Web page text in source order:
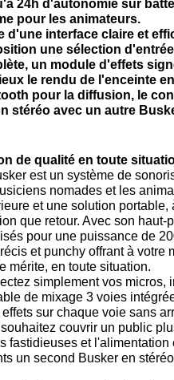
24h d'autonomie sur
pour les animateurs.
d'une interface claire et
une sélection
un module d'effets
le rendu de l'enceinte
pour la diffusion, le
stéréo avec un autre
de qualité en toute
est un système de
nomades et les
et une solution
que retour. Avec son
pour une puissance de
et punchy offrant à votre
mérite, en toute situation.
simplement vos micros,
de mixage 3 voies
sur chaque voie sans
couvrir un public
fastidieuses et
un second Busker en